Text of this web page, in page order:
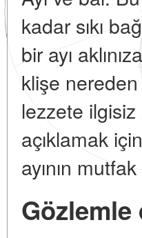
kadar sıkı
bir ayı
klişe nereden
lezzete ilgisiz
açıklamak
ayının